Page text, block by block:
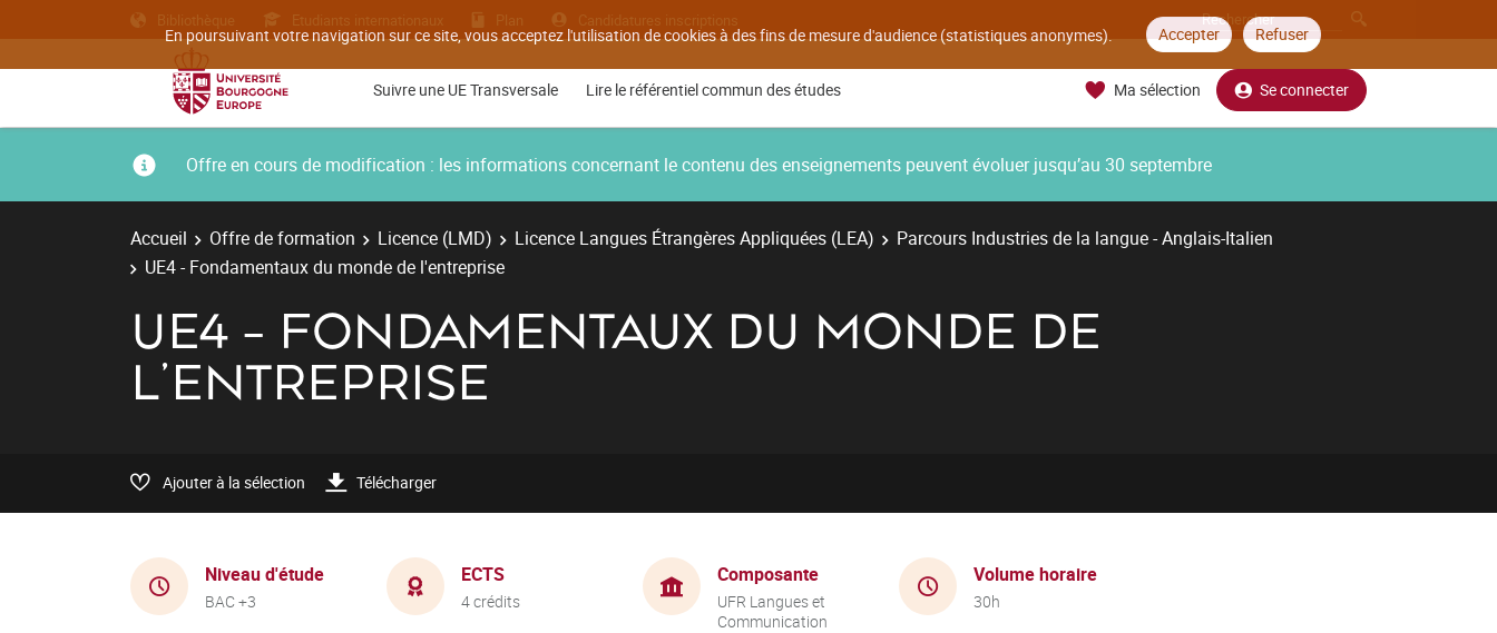
En poursuivant votre navigation sur ce site, vous acceptez l'utilisation de cookies à des fins de mesure d'audience (statistiques anonymes). Accepter Refuser
Bibliothèque Etudiants internationaux Plan Candidatures inscriptions
Suivre une UE Transversale Lire le référentiel commun des études Ma sélection Se connecter
Offre en cours de modification : les informations concernant le contenu des enseignements peuvent évoluer jusqu’au 30 septembre
Accueil Offre de formation Licence (LMD) Licence Langues Étrangères Appliquées (LEA)
Parcours Industries de la langue - Anglais-Italien
UE4 - Fondamentaux du monde de l'entreprise
UE4 - FONDAMENTAUX DU MONDE DE
L'ENTREPRISE
Ajouter à la sélection Télécharger
Niveau d'étude
BAC +3
ECTS
4 crédits
Composante
UFR Langues et
Communication
Volume horaire
30h